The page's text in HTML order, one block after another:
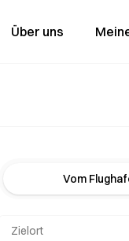
Über uns
Vom
Zielort